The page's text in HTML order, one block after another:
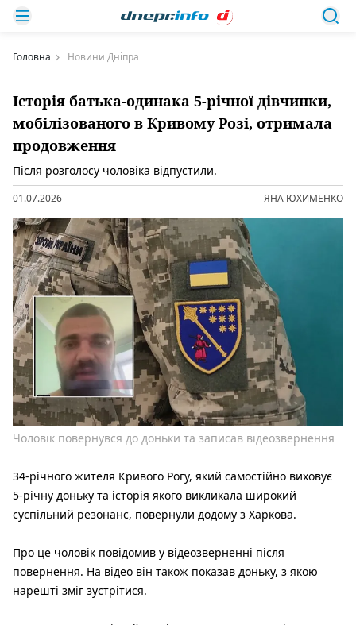
Головна Новини Дніпра
Історія батька-одинака 5-річної дівчинки,
мобілізованого в Кривому Розі, отримала
продовження
Після розголосу чоловіка відпустили.
01.07.2026 ЯНА ЮХИМЕНКО
Чоловік повернувся до доньки та записав відеозвернення
34-річного жителя Кривого Рогу, який самостійно виховує
5-річну доньку та історія якого викликала широкий
суспільний резонанс, повернули додому з Харкова.
Про це чоловік повідомив у відеозверненні після
повернення. На відео він також показав доньку, з якою
нарешті зміг зустрітися.